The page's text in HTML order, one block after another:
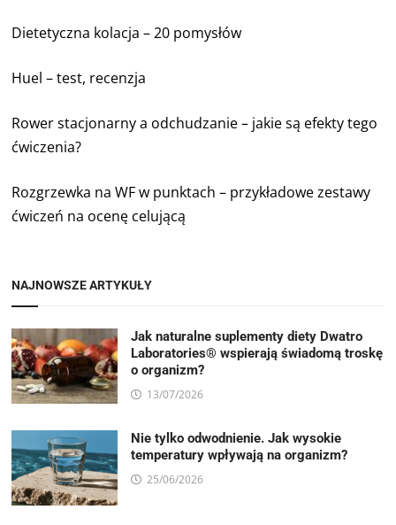
Dietetyczna kolacja – 20 pomysłów
Huel – test, recenzja
Rower stacjonarny a odchudzanie – jakie są efekty tego
ćwiczenia?
Rozgrzewka na WF w punktach – przykładowe zestawy
ćwiczeń na ocenę celującą
NAJNOWSZE ARTYKUŁY
Jak naturalne suplementy diety Dwatro
Laboratories® wspierają świadomą troskę
o organizm?
13/07/2026
Nie tylko odwodnienie. Jak wysokie
temperatury wpływają na organizm?
25/06/2026